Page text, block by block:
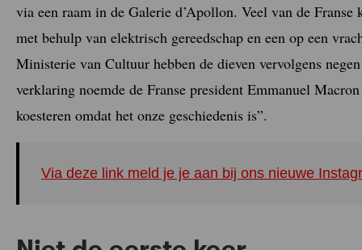
via een raam in de Galerie d’Apollon. Veel van de
met behulp van elektrisch gereedschap en een op een
Ministerie van Cultuur hebben de dieven vervolgens
verklaring noemde de Franse president Emmanuel
koesteren omdat het onze geschiedenis is”.
Via deze link meld je je aan bij ons nieuwe